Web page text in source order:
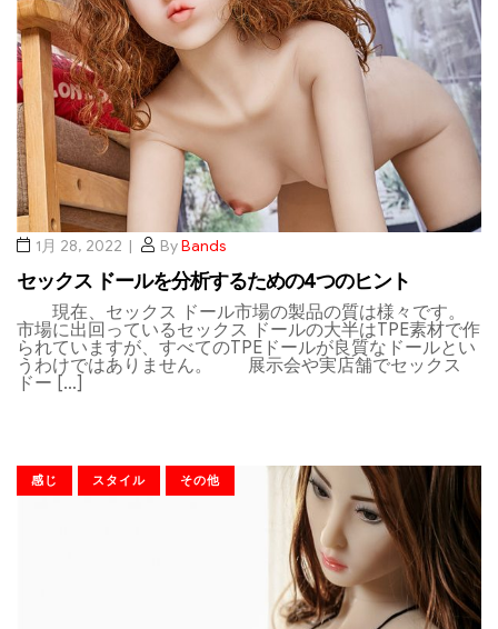
1月 28, 2022 ByBands
セックス ドールを分析するための4つのヒント
現在、セックス ドール市場の製品の質は様々です。
市場に出回っているセックス ドールの大半はTPE素材で作
られていますが、すべてのTPEドールが良質なドールとい
うわけではありません。 展示会や実店舗でセックス
ドー […]
感じ スタイル その他